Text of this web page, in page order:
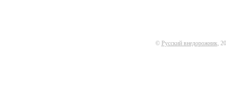
© Русский внедорожник,